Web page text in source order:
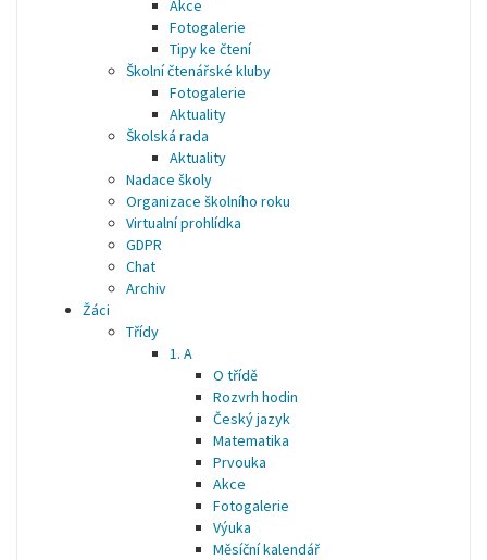
Akce
Fotogalerie
Tipy ke čtení
Školní čtenářské kluby
Fotogalerie
Aktuality
Školská rada
Aktuality
Nadace školy
Organizace školního roku
Virtualní prohlídka
GDPR
Chat
Archiv
Žáci
Třídy
1. A
O třídě
Rozvrh hodin
Český jazyk
Matematika
Prvouka
Akce
Fotogalerie
Výuka
Měsíční kalendář